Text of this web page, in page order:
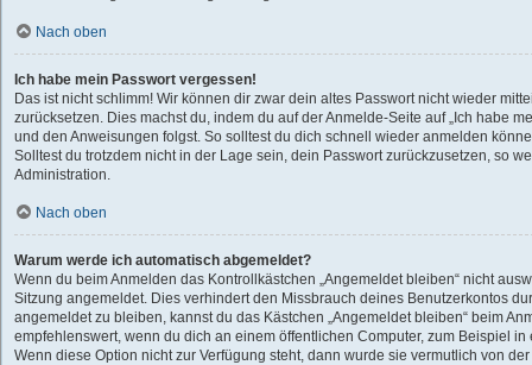
Nach oben
Ich habe mein Passwort vergessen!
Das ist nicht schlimm! Wir können dir zwar dein altes Passwort nicht wieder
zurücksetzen. Dies machst du, indem du auf der Anmelde-Seite auf „Ich habe
und den Anweisungen folgst. So solltest du dich schnell wieder anmelden
Solltest du trotzdem nicht in der Lage sein, dein Passwort zurückzusetzen, so
Administration.
Nach oben
Warum werde ich automatisch abgemeldet?
Wenn du beim Anmelden das Kontrollkästchen „Angemeldet bleiben“ nicht
Sitzung angemeldet. Dies verhindert den Missbrauch deines Benutzerkontos
angemeldet zu bleiben, kannst du das Kästchen „Angemeldet bleiben“ beim
empfehlenswert, wenn du dich an einem öffentlichen Computer, zum Beispiel in
Wenn diese Option nicht zur Verfügung steht, dann wurde sie vermutlich von